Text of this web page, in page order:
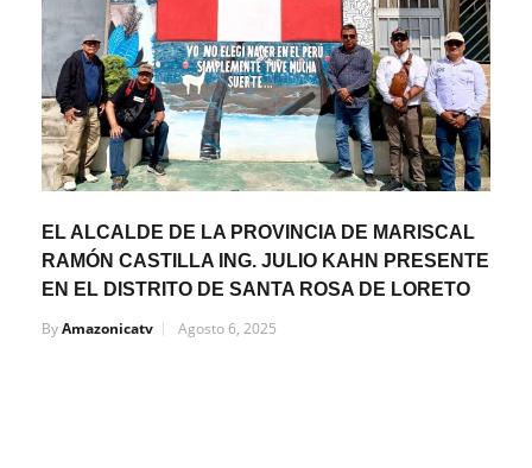
EL ALCALDE DE LA PROVINCIA DE MARISCAL
RAMÓN CASTILLA ING. JULIO KAHN PRESENTE
EN EL DISTRITO DE SANTA ROSA DE LORETO
ByAmazonicatv Agosto 6, 2025